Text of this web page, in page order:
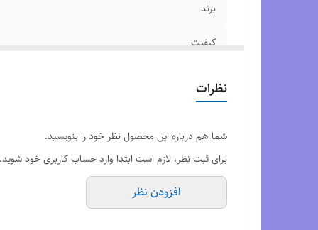
برند
کیفیت
کشور تولید کننده
نظرات
شما هم درباره این محصول نظر خود را بنویسید.
برای ثبت نظر، لازم است ابتدا وارد حساب کاربری خود شوید.
افزودن نظر